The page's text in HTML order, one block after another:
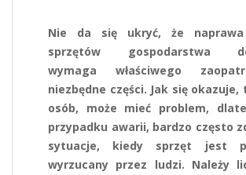
Nie da się ukryć, że naprawa
sprzętów gospodarstwa
wymaga właściwego
niezbędne części. Jak się
osób, może mieć problem,
przypadku awarii, bardzo często
sytuacje, kiedy sprzęt jest
wyrzucany przez ludzi. Należy